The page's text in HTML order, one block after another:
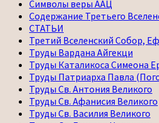
Символы веры ААЦ
Содержание Третьего
СТАТЬИ
Третий Вселенский Собор,
Труды Вардана Айгекци
Труды Каталикоса Симеона
Труды Патриарха Павла
Труды Св. Антония Великого
Труды Св. Афанисия Великого
Труды Св. Василия Великого